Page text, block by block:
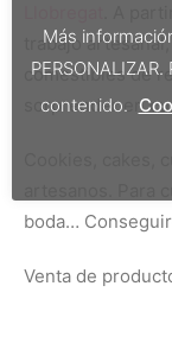
. A
trabajo
comestibles de
sorprender en
Cookies, cakes,
boda…
Venta de
Más
contenido.